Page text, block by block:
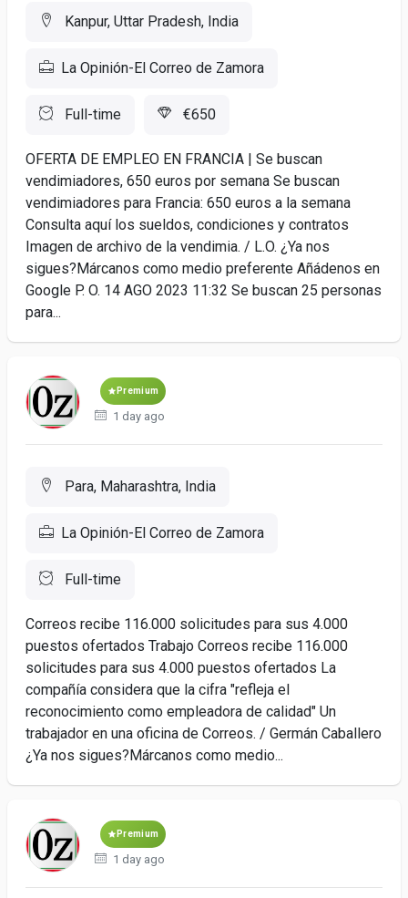
Kanpur, Uttar Pradesh, India
La Opinión-El Correo de Zamora
Full-time €650
OFERTA DE EMPLEO EN FRANCIA | Se buscan
vendimiadores, 650 euros por semana Se buscan
vendimiadores para Francia: 650 euros a la semana
Consulta aquí los sueldos, condiciones y contratos
Imagen de archivo de la vendimia. / L.O. ¿Ya nos
sigues?Márcanos como medio preferente Añádenos en
Google P. O. 14 AGO 2023 11:32 Se buscan 25 personas
para...
Premium
1 day ago
Para, Maharashtra, India
La Opinión-El Correo de Zamora
Full-time
Correos recibe 116.000 solicitudes para sus 4.000
puestos ofertados Trabajo Correos recibe 116.000
solicitudes para sus 4.000 puestos ofertados La
compañía considera que la cifra "refleja el
reconocimiento como empleadora de calidad" Un
trabajador en una oficina de Correos. / Germán Caballero
¿Ya nos sigues?Márcanos como medio...
Premium
1 day ago